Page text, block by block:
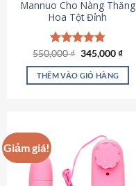
Mannuo Cho Nàng Thăng
Hoa Tột Đỉnh
Được xếp
hạng4.81
5 sao
550,000₫ Giá
là:
550,000 ₫.
345,000₫Giá
tại
THÊM VÀO GIỎ HÀNG
Giảm giá!